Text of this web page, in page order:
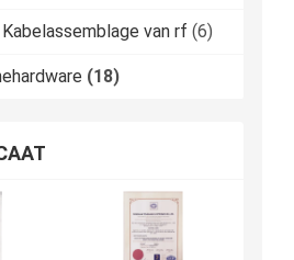
van rf (6)
(18)